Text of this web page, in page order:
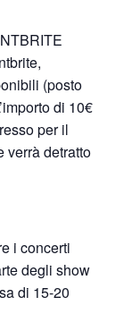
(posto
di 10€
per il
verrà detratto
i concerti
degli show
di 15-20